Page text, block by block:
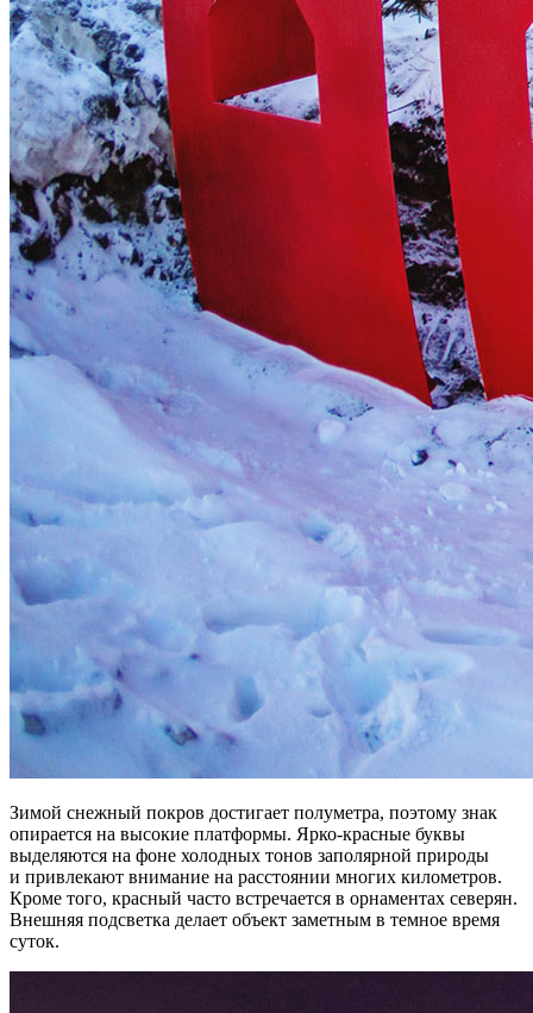
Зимой снежный покров достигает полуметра, поэтому знак
опирается на высокие платформы. Ярко-красные буквы
выделяются на фоне холодных тонов заполярной природы
и привлекают внимание на расстоянии многих километров.
Кроме того, красный часто встречается в орнаментах северян.
Внешняя подсветка делает объект заметным в темное время
суток.